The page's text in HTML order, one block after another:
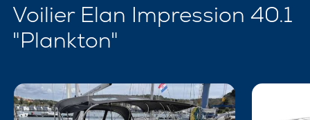
Voilier Elan Impression 40.1
"Plankton"